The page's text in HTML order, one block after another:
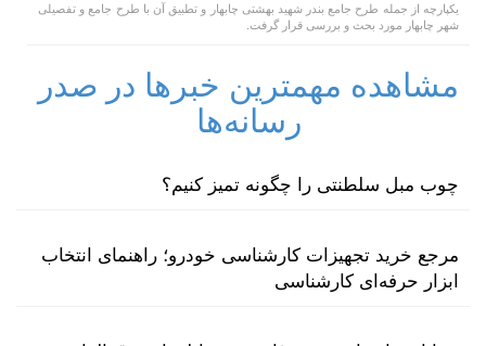
یکپارچه از جمله طرح جامع بندر شهید بهشتی چابهار و تطبیق آن با طرح جامع و تفصیلی
شهر چابهار مورد بحث و بررسی قرار گرفت.
مشاهده مهمترین خبرها در صدر
رسانه‌ها
چوب مبل سلطنتی را چگونه تمیز کنیم؟
مرجع خرید تجهیزات کارشناسی خودرو؛ راهنمای انتخاب
ابزار حرفه‌ای کارشناسی